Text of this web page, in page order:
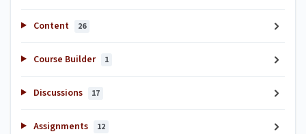
Content 26
Course Builder 1
Discussions 17
Assignments 12